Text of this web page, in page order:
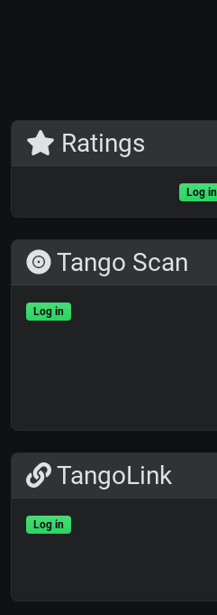
Ratings
Log in
Tango Scan
Log in
TangoLink
Log in